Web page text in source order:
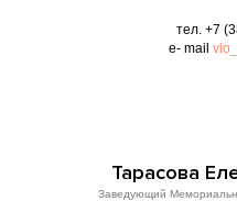
тел. +7
e- mail
Тарасова
Заведующий